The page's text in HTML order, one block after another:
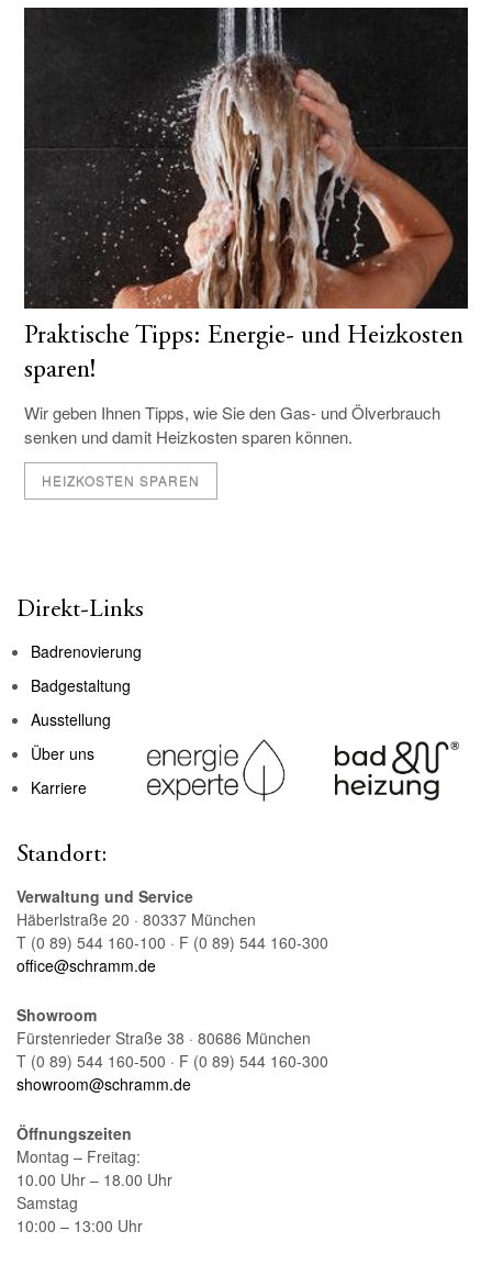
Praktische Tipps: Energie- und Heizkosten
sparen!
Wir geben Ihnen Tipps, wie Sie den Gas- und Ölverbrauch
senken und damit Heizkosten sparen können.
HEIZKOSTEN SPAREN
Direkt-Links
Badrenovierung
Badgestaltung
Ausstellung
Über uns
Karriere
Standort:
Verwaltung und Service
Häberlstraße 20 · 80337 München
T (0 89) 544 160-100 · F (0 89) 544 160-300
office@schramm.de
Showroom
Fürstenrieder Straße 38 · 80686 München
T (0 89) 544 160-500 · F (0 89) 544 160-300
showroom@schramm.de
Öffnungszeiten
Montag – Freitag:
10.00 Uhr – 18.00 Uhr
Samstag
10:00 – 13:00 Uhr